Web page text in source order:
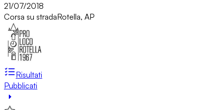
21/07/2018
Corsa su stradaRotella, AP
Risultati
Pubblicati